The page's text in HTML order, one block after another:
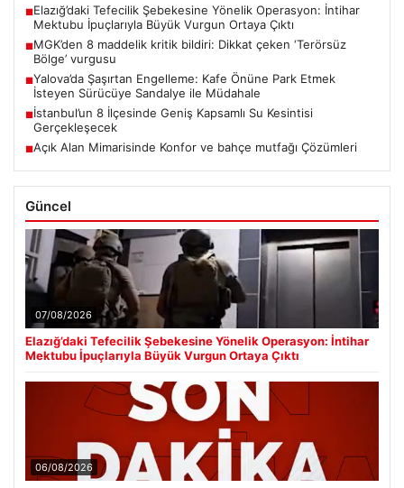
■Elazığ’daki Tefecilik Şebekesine Yönelik Operasyon: İntihar
Mektubu İpuçlarıyla Büyük Vurgun Ortaya Çıktı
■MGK’den 8 maddelik kritik bildiri: Dikkat çeken ‘Terörsüz
Bölge’ vurgusu
■Yalova’da Şaşırtan Engelleme: Kafe Önüne Park Etmek
İsteyen Sürücüye Sandalye ile Müdahale
■İstanbul’un 8 İlçesinde Geniş Kapsamlı Su Kesintisi
Gerçekleşecek
■Açık Alan Mimarisinde Konfor ve bahçe mutfağı Çözümleri
Güncel
07/08/2026
Elazığ’daki Tefecilik Şebekesine Yönelik Operasyon: İntihar
Mektubu İpuçlarıyla Büyük Vurgun Ortaya Çıktı
06/08/2026